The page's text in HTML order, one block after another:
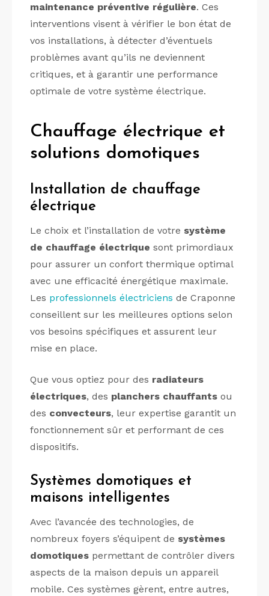
maintenance préventive régulière. Ces
interventions visent à vérifier le bon état de
vos installations, à détecter d’éventuels
problèmes avant qu’ils ne deviennent
critiques, et à garantir une performance
optimale de votre système électrique.
Chauffage électrique et
solutions domotiques
Installation de chauffage
électrique
Le choix et l’installation de votre système
de chauffage électrique sont primordiaux
pour assurer un confort thermique optimal
avec une efficacité énergétique maximale.
Les professionnels électriciens de Craponne
conseillent sur les meilleures options selon
vos besoins spécifiques et assurent leur
mise en place.
Que vous optiez pour des radiateurs
électriques, des planchers chauffants ou
des convecteurs, leur expertise garantit un
fonctionnement sûr et performant de ces
dispositifs.
Systèmes domotiques et
maisons intelligentes
Avec l’avancée des technologies, de
nombreux foyers s’équipent de systèmes
domotiques permettant de contrôler divers
aspects de la maison depuis un appareil
mobile. Ces systèmes gèrent, entre autres,